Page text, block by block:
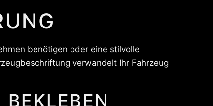
benötigen oder eine stilvolle
verwandelt Ihr Fahrzeug